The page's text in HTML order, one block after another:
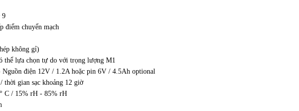
9
điểm chuyển mạch
không gỉ)
thể lựa chọn tự do với trọng lượng M1
điện 12V / 1.2A hoặc pin 6V / 4.5Ah optional
gian sạc khoảng 12 giờ
C / 15% rH - 85% rH